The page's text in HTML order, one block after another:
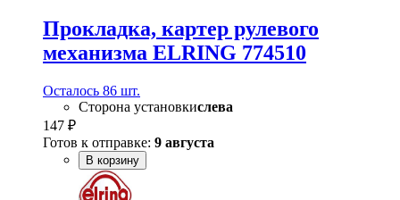
Прокладка, картер рулевого
механизма ELRING 774510
Осталось 86 шт.
Сторона установкислева
147 ₽
Готов к отправке: 9 августа
В корзину